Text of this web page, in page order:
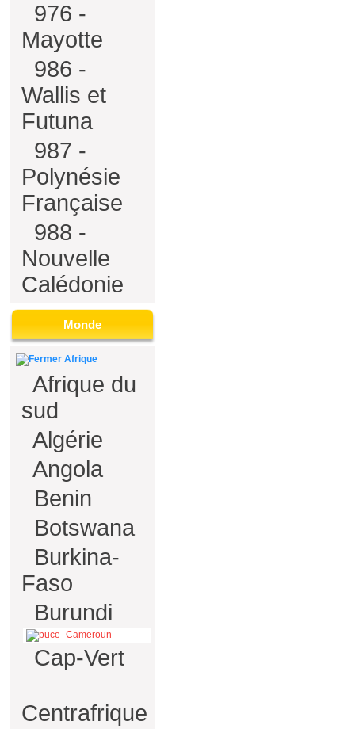
976 -
Mayotte
986 -
Wallis et
Futuna
987 -
Polynésie
Française
988 -
Nouvelle
Calédonie
Monde
Afrique
Afrique du
sud
Algérie
Angola
Benin
Botswana
Burkina-
Faso
Burundi
Cameroun
Cap-Vert
Centrafrique